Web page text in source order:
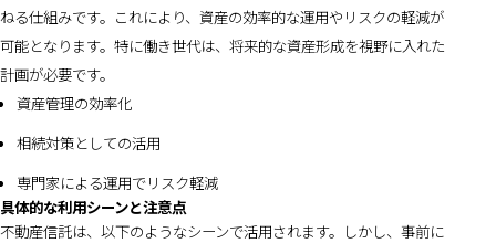
ねる仕組みです。これにより、資産の効率的な運用やリスクの軽減が
可能となります。特に働き世代は、将来的な資産形成を視野に入れた
計画が必要です。
資産管理の効率化
相続対策としての活用
専門家による運用でリスク軽減
具体的な利用シーンと注意点
不動産信託は、以下のようなシーンで活用されます。しかし、事前に